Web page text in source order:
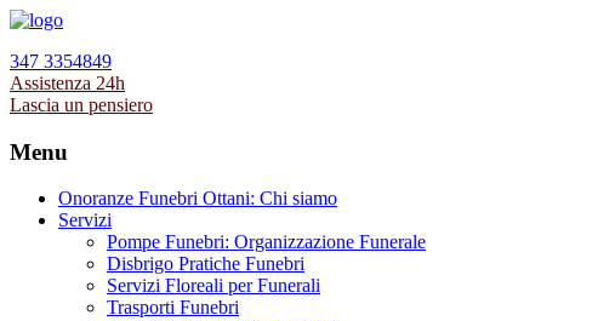
347 3354849
Assistenza 24h
Lascia un pensiero
Menu
Onoranze Funebri Ottani: Chi siamo
Servizi
Pompe Funebri: Organizzazione Funerale
Disbrigo Pratiche Funebri
Servizi Floreali per Funerali
Trasporti Funebri